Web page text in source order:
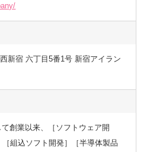
新宿 六丁目5番1号 新宿アイラン
創業以来、［ソフトウェア開
組込ソフト開発］［半導体製品